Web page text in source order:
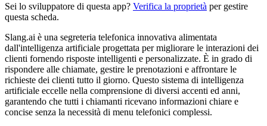
Sei lo sviluppatore di questa app? Verifica la proprietà per gestire
questa scheda.
Slang.ai è una segreteria telefonica innovativa alimentata
dall'intelligenza artificiale progettata per migliorare le interazioni dei
clienti fornendo risposte intelligenti e personalizzate. È in grado di
rispondere alle chiamate, gestire le prenotazioni e affrontare le
richieste dei clienti tutto il giorno. Questo sistema di intelligenza
artificiale eccelle nella comprensione di diversi accenti ed anni,
garantendo che tutti i chiamanti ricevano informazioni chiare e
concise senza la necessità di menu telefonici complessi.